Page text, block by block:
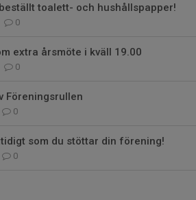
toalett- och hushållspapper!
0
extra årsmöte i kväll 19.00
0
Föreningsrullen
0
som du stöttar din förening!
0